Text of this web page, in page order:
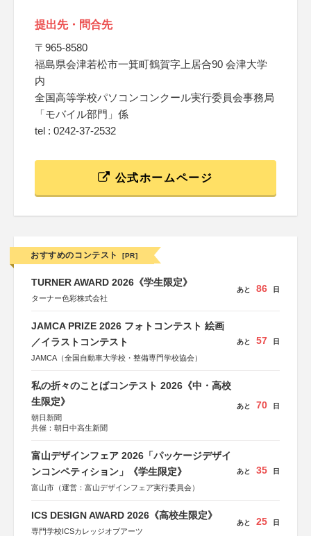
提出先・問合先
〒965-8580
福島県会津若松市一箕町鶴賀字上居合90 会津大学
内
全国高等学校パソコンコンクール実行委員会事務局
「モバイル部門」係
tel : 0242-37-2532
公式ホームページ
おすすめのコンテスト [PR]
TURNER AWARD 2026《学生限定》
ターナー色彩株式会社
あと 86 日
JAMCA PRIZE 2026 フォトコンテスト 絵画
／イラストコンテスト
JAMCA（全国自動車大学校・整備専門学校協会）
あと 57 日
私の折々のことばコンテスト 2026《中・高校
生限定》
朝日新聞
共催：朝日中高生新聞
あと 70 日
富山デザインフェア 2026「パッケージデザイ
ンコンペティション」《学生限定》
富山市（運営：富山デザインフェア実行委員会）
あと 35 日
ICS DESIGN AWARD 2026《高校生限定》
専門学校ICSカレッジオブアーツ
あと 25 日